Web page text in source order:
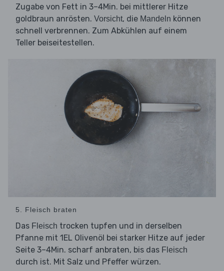
Zugabe von Fett in 3–4Min. bei mittlerer Hitze
goldbraun anrösten. Vorsicht, die Mandeln können
schnell verbrennen. Zum Abkühlen auf einem
Teller beiseitestellen.
5. Fleisch braten
Das Fleisch trocken tupfen und in derselben
Pfanne mit 1EL Olivenöl bei starker Hitze auf jeder
Seite 3–4Min. scharf anbraten, bis das Fleisch
durch ist. Mit Salz und Pfeffer würzen.